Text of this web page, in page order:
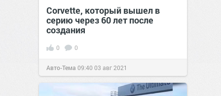
Corvette, который вышел в
серию через 60 лет после
создания
0 0
Авто-Тема 09:40 03 авг 2021